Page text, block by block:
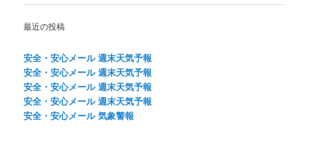
ナ
ビ
ー
シ
ョ
ン
最近の投稿
安全・安心メール 週末天気予報
安全・安心メール 週末天気予報
安全・安心メール 週末天気予報
安全・安心メール 週末天気予報
安全・安心メール 気象警報